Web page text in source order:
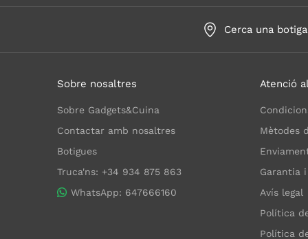
Cerca una botiga
Sobre nosaltres
Sobre Gadgets&Cuina
Contactar amb nosaltres
Botigues
Truca'ns: +34 934 875 863
WhatsApp: 647666160
Atenció
Mètodes
Garantia
Avís legal
Política
Política